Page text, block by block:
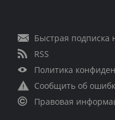
Быстрая подписка
RSS
Политика
Сообщить об
Правовая